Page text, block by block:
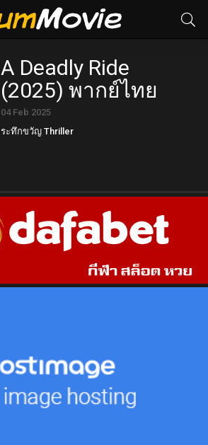
A Deadly Ride
(2025) พากย์ไทย
04 Feb 2025
ระทึกขวัญ Thriller